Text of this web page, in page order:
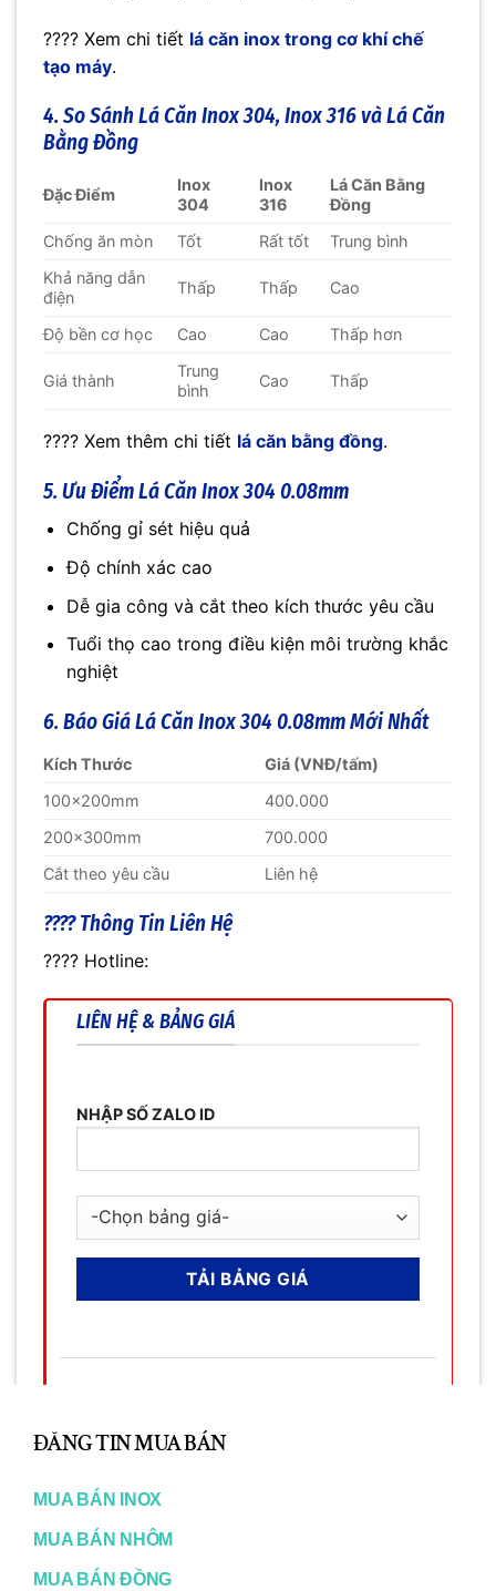
???? Xem chi tiết lá căn inox trong cơ khí chế
tạo máy.
4. So Sánh Lá Căn Inox 304, Inox 316 và Lá Căn
Bằng Đồng
Đặc Điểm
Inox
304
Inox
316
Lá Căn Bằng
Đồng
Chống ăn mòn
Tốt Rất tốt
Trung bình
Khả năng dẫn
điện
Thấp Thấp Cao
Độ bền cơ học Cao Cao Thấp hơn
Giá thành
Trung
bình
Cao Thấp
???? Xem thêm chi tiết lá căn bằng đồng.
5. Ưu Điểm Lá Căn Inox 304 0.08mm
Chống gỉ sét hiệu quả
Độ chính xác cao
Dễ gia công và cắt theo kích thước yêu cầu
Tuổi thọ cao trong điều kiện môi trường khắc
nghiệt
6. Báo Giá Lá Căn Inox 304 0.08mm Mới Nhất
Kích Thước
Giá (VNĐ/tấm)
100x200mm
400.000
200x300mm
700.000
Cắt theo yêu cầu
Liên hệ
???? Thông Tin Liên Hệ
???? Hotline:
LIÊN HỆ & BẢNG GIÁ
NHẬP SỐ ZALO ID
Họ và Tên:
Web:
ĐĂNG TIN MUA BÁN
MUA BÁN INOX
MUA BÁN NHÔM
MUA BÁN ĐỒNG